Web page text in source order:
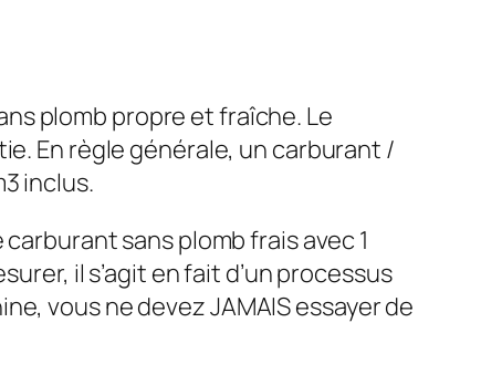
plomb propre et fraîche. Le
En règle générale, un carburant /
inclus.
sans plomb frais avec 1
il s’agit en fait d’un processus
vous ne devez JAMAIS essayer de